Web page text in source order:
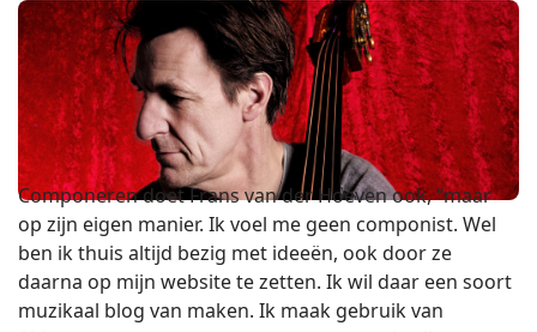
Componeren doet Frans van der Hoeven ook, “maar
op zijn eigen manier. Ik voel me geen componist. Wel
ben ik thuis altijd bezig met ideeën, ook door ze
daarna op mijn website te zetten. Ik wil daar een soort
muzikaal blog van maken. Ik maak gebruik van